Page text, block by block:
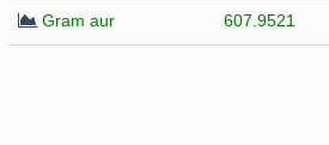
Gram aur 607.9521